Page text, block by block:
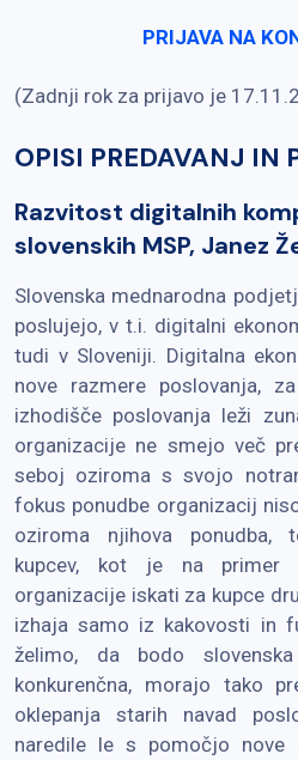
PRIJAVA NA
(Zadnji rok za prijavo je
OPISI PREDAVANJ IN
Razvitost digitalnih
slovenskih MSP, Janez
Slovenska mednarodna
poslujejo, v t.i. digitalni
tudi v Sloveniji. Digitalna
nove razmere poslovanja,
izhodišče poslovanja leži
organizacije ne smejo več
seboj oziroma s svojo
fokus ponudbe organizacij
oziroma njihova ponudba,
kupcev, kot je na primer
organizacije iskati za kupce
izhaja samo iz kakovosti in
želimo, da bodo
konkurenčna, morajo tako
oklepanja starih navad
naredile le s pomočjo nove